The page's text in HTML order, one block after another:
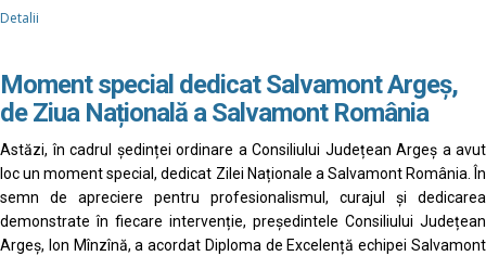
Detalii
Moment special dedicat Salvamont Argeș,
de Ziua Națională a Salvamont România
Astăzi, în cadrul ședinței ordinare a Consiliului Județean Argeș a avut
loc un moment special, dedicat Zilei Naționale a Salvamont România. În
semn de apreciere pentru profesionalismul, curajul și dedicarea
demonstrate în fiecare intervenție, președintele Consiliului Județean
Argeș, Ion Mînzînă, a acordat Diploma de Excelență echipei Salvamont